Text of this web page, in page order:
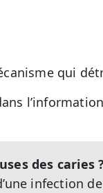
qui
des caries ?
infection